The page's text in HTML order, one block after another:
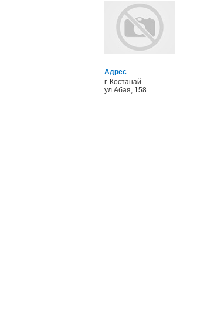
Адрес
г. Костанай
ул.Абая, 158